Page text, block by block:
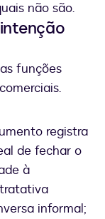
não são.
funções
registra
de fechar o
à
informal;